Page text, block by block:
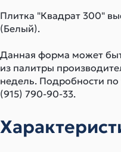
Плитка "Квадрат 300"
(Белый).
Данная форма может
из палитры
недель. Подробности по
(915) 790-90-33.